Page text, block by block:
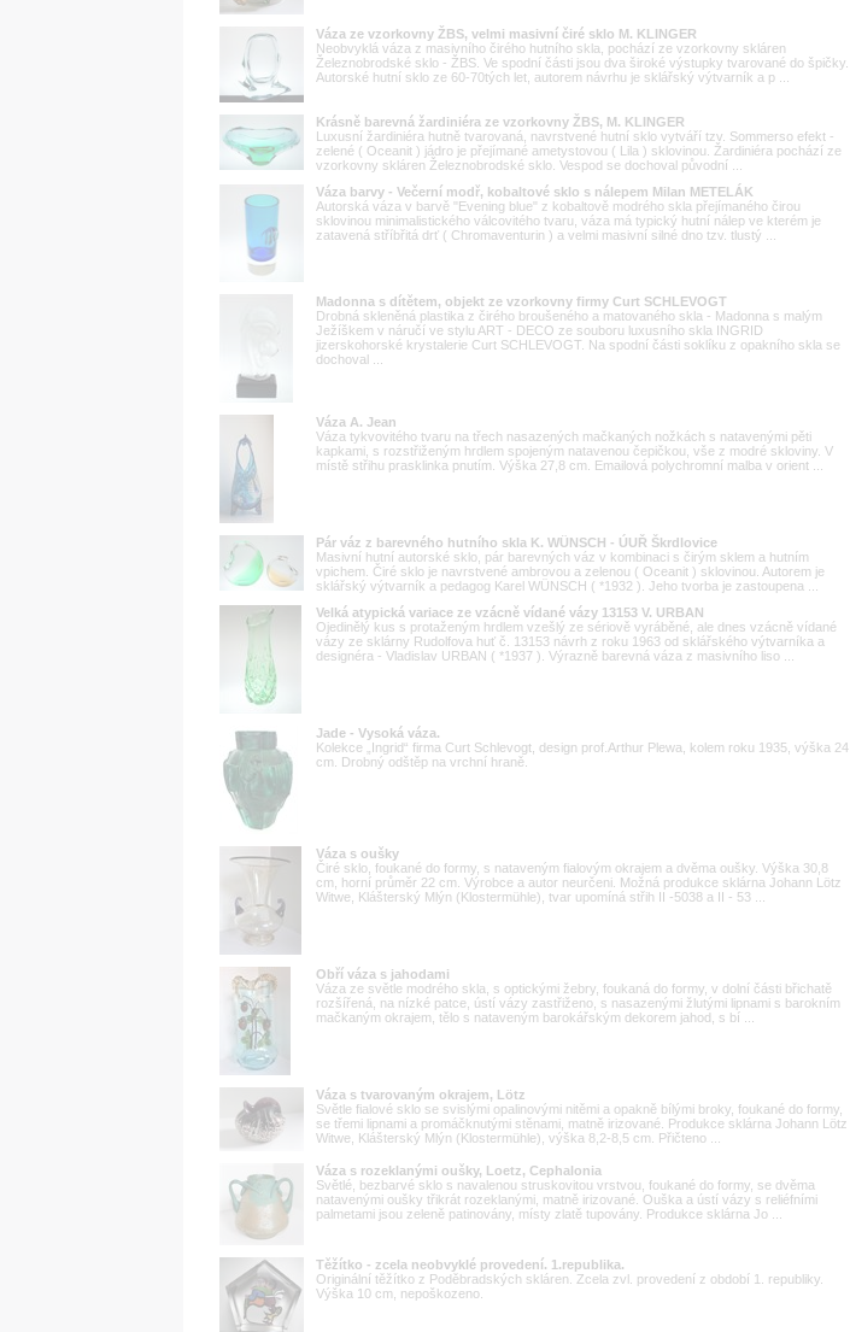
Váza ze vzorkovny ŽBS, velmi masivní čiré sklo M. KLINGER
Neobvyklá váza z masivního čirého hutního skla, pochází ze vzorkovny skláren
Železnobrodské sklo - ŽBS. Ve spodní části jsou dva široké výstupky tvarované do špičky.
Autorské hutní sklo ze 60-70tých let, autorem návrhu je sklářský výtvarník a p ...
Krásně barevná žardiniéra ze vzorkovny ŽBS, M. KLINGER
Luxusní žardiniéra hutně tvarovaná, navrstvené hutní sklo vytváří tzv. Sommerso efekt -
zelené ( Oceanit ) jádro je přejímané ametystovou ( Lila ) sklovinou. Žardiniéra pochází ze
vzorkovny skláren Železnobrodské sklo. Vespod se dochoval původní ...
Váza barvy - Večerní modř, kobaltové sklo s nálepem Milan METELÁK
Autorská váza v barvě "Evening blue" z kobaltově modrého skla přejímaného čirou
sklovinou minimalistického válcovitého tvaru, váza má typický hutní nálep ve kterém je
zatavená stříbřitá drť ( Chromaventurin ) a velmi masivní silné dno tzv. tlustý ...
Madonna s dítětem, objekt ze vzorkovny firmy Curt SCHLEVOGT
Drobná skleněná plastika z čirého broušeného a matovaného skla - Madonna s malým
Ježíškem v náručí ve stylu ART - DECO ze souboru luxusního skla INGRID
jizerskohorské krystalerie Curt SCHLEVOGT. Na spodní části soklíku z opakního skla se
dochoval ...
Váza A. Jean
Váza tykvovitého tvaru na třech nasazených mačkaných nožkách s natavenými pěti
kapkami, s rozstřiženým hrdlem spojeným natavenou čepičkou, vše z modré skloviny. V
místě střihu prasklinka pnutím. Výška 27,8 cm. Emailová polychromní malba v orient ...
Pár váz z barevného hutního skla K. WÜNSCH - ÚUŘ Škrdlovice
Masivní hutní autorské sklo, pár barevných váz v kombinaci s čirým sklem a hutním
vpichem. Čiré sklo je navrstvené ambrovou a zelenou ( Oceanit ) sklovinou. Autorem je
sklářský výtvarník a pedagog Karel WÜNSCH ( *1932 ). Jeho tvorba je zastoupena ...
Velká atypická variace ze vzácně vídané vázy 13153 V. URBAN
Ojedinělý kus s protaženým hrdlem vzešlý ze sériově vyráběné, ale dnes vzácně vídané
vázy ze sklárny Rudolfova huť č. 13153 návrh z roku 1963 od sklářského výtvarníka a
designéra - Vladislav URBAN ( *1937 ). Výrazně barevná váza z masivního liso ...
Jade - Vysoká váza.
Kolekce „Ingrid“ firma Curt Schlevogt, design prof.Arthur Plewa, kolem roku 1935, výška 24
cm. Drobný odštěp na vrchní hraně.
Váza s oušky
Čiré sklo, foukané do formy, s nataveným fialovým okrajem a dvěma oušky. Výška 30,8
cm, horní průměr 22 cm. Výrobce a autor neurčeni. Možná produkce sklárna Johann Lötz
Witwe, Klášterský Mlýn (Klostermühle), tvar upomíná střih II -5038 a II - 53 ...
Obří váza s jahodami
Váza ze světle modrého skla, s optickými žebry, foukaná do formy, v dolní části břichatě
rozšířená, na nízké patce, ústí vázy zastřiženo, s nasazenými žlutými lipnami s barokním
mačkaným okrajem, tělo s nataveným barokářským dekorem jahod, s bí ...
Váza s tvarovaným okrajem, Lötz
Světle fialové sklo se svislými opalinovými nitěmi a opakně bílými broky, foukané do formy,
se třemi lipnami a promáčknutými stěnami, matně irizované. Produkce sklárna Johann Lötz
Witwe, Klášterský Mlýn (Klostermühle), výška 8,2-8,5 cm. Přičteno ...
Váza s rozeklanými oušky, Loetz, Cephalonia
Světlé, bezbarvé sklo s navalenou struskovitou vrstvou, foukané do formy, se dvěma
natavenými oušky třikrát rozeklanými, matně irizované. Ouška a ústí vázy s reliéfními
palmetami jsou zeleně patinovány, místy zlatě tupovány. Produkce sklárna Jo ...
Těžítko - zcela neobvyklé provedení. 1.republika.
Originální těžítko z Poděbradských skláren. Zcela zvl. provedení z období 1. republiky.
Výška 10 cm, nepoškozeno.